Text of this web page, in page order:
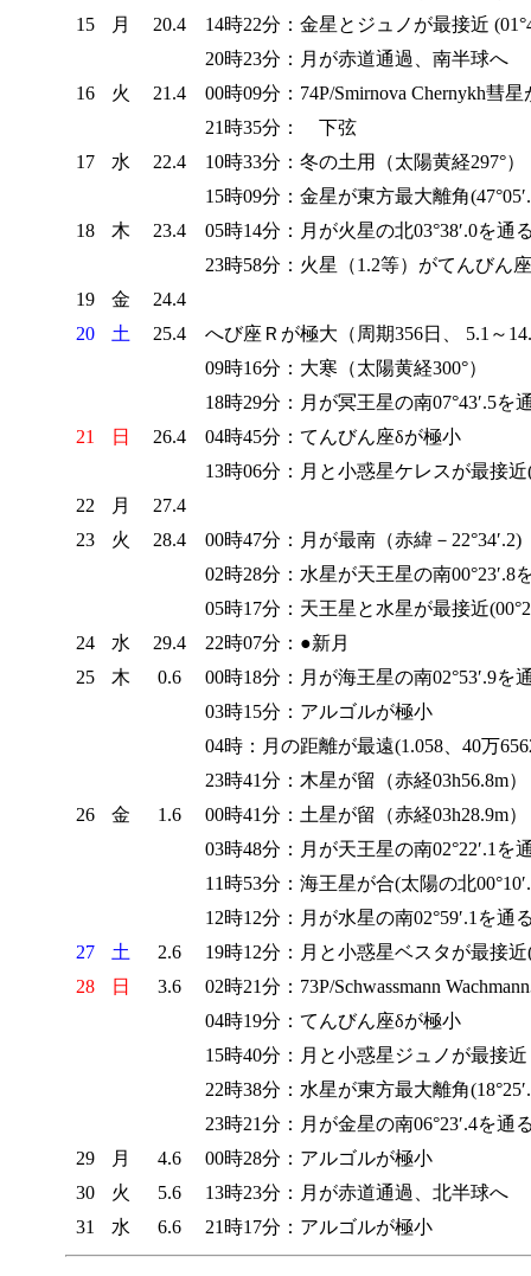
15
月 20.4
14時22分：金星とジュノが最接近
20時23分：月が赤道通過、南半球へ
16
火 21.4
00時09分：74P/Smirnova Chernykh彗
21時35分： 下弦
17
水 22.4
10時33分：冬の土用（太陽黄経297°）
15時09分：金星が東方最大離角
18
木 23.4
05時14分：月が火星の北03°38′.0を通
23時58分：火星（1.2等）がてんびん
19
金
24.4
20
土 25.4
へび座Ｒが極大（周期356日、 5.1～
09時16分：大寒（太陽黄経300°）
18時29分：月が冥王星の南07°43′.5を
21
日 26.4
04時45分：てんびん座δが極小
13時06分：月と小惑星ケレスが最接近
22
月
27.4
23
火 28.4
00時47分：月が最南（赤緯－22°34′.2)
02時28分：水星が天王星の南00°23′.8
05時17分：天王星と水星が最接近
24
水 29.4
22時07分：●新月
25
木 0.6
00時18分：月が海王星の南02°53′.9を
03時15分：アルゴルが極小
04時：月の距離が最遠(1.058、40万
23時41分：木星が留（赤経03h56.8m）
26
金 1.6
00時41分：土星が留（赤経03h28.9m）
03時48分：月が天王星の南02°22′.1を
11時53分：海王星が合(太陽の北
12時12分：月が水星の南02°59′.1を通
27
土 2.6
19時12分：月と小惑星ベスタが最接
28
日 3.6
02時21分：73P/Schwassmann
04時19分：てんびん座δが極小
15時40分：月と小惑星ジュノが最接近
22時38分：水星が東方最大離角
23時21分：月が金星の南06°23′.4を通
29
月 4.6
00時28分：アルゴルが極小
30
火 5.6
13時23分：月が赤道通過、北半球へ
31
水 6.6 21時17分：アルゴルが極小